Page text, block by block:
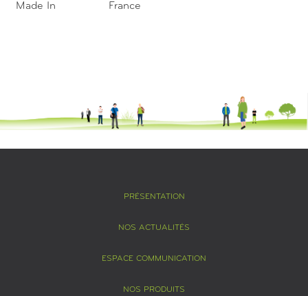
Made In France
PRÉSENTATION
NOS ACTUALITÉS
ESPACE COMMUNICATION
NOS PRODUITS